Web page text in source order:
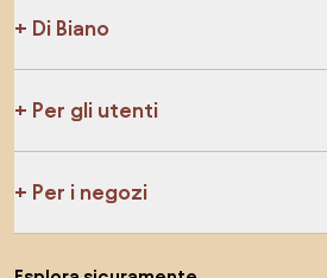
Di Biano
Per gli utenti
Per i negozi